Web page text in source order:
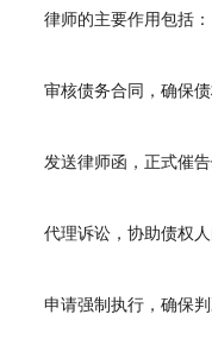
律师的主要作用包括：
审核债务合同，确保债
发送律师函，正式催告
代理诉讼，协助债权人
申请强制执行，确保判